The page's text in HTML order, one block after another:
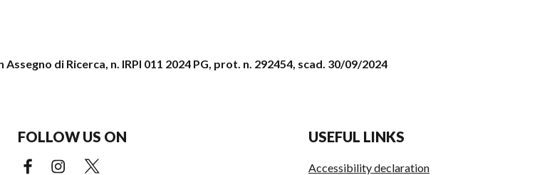
di Ricerca, n. IRPI 011 2024 PG, prot. n. 292454, scad. 30/09/2024
FOLLOW US ON
Facebook (external link)
Instagram (external link)
USEFUL LINKS
Accessibility declaration